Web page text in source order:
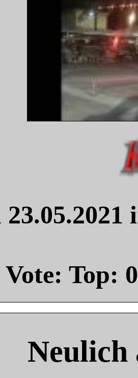
Vote: Top: 0
Neulich